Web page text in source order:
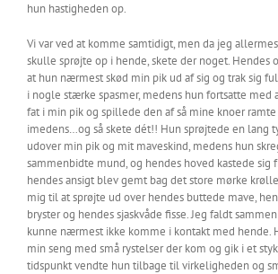
hun hastigheden op.
Vi var ved at komme samtidigt, men da jeg
skulle sprøjte op i hende, skete der noget. Hendes
at hun nærmest skød min pik ud af sig og trak sig
i nogle stærke spasmer, medens hun fortsatte med
fat i min pik og spillede den af så mine knoer
imedens…og så skete dét!! Hun sprøjtede en lang
udover min pik og mit maveskind, medens hun
sammenbidte mund, og hendes hoved kastede sig
hendes ansigt blev gemt bag det store mørke
mig til at sprøjte ud over hendes buttede mave,
bryster og hendes sjaskvåde fisse. Jeg faldt
kunne nærmest ikke komme i kontakt med hende.
min seng med små rystelser der kom og gik i et
tidspunkt vendte hun tilbage til virkeligheden og